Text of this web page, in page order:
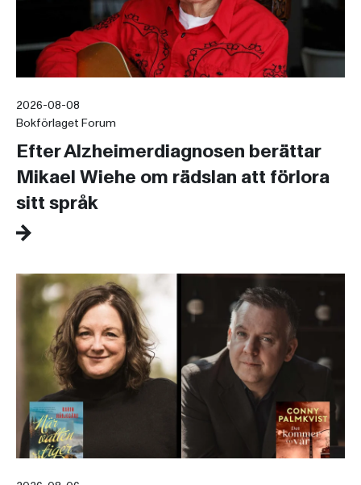
2026-08-08
Bokförlaget Forum
Efter Alzheimerdiagnosen berättar
Mikael Wiehe om rädslan att förlora
sitt språk